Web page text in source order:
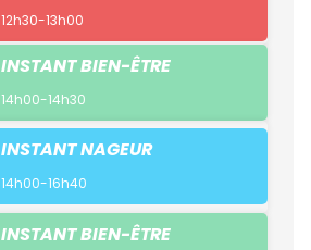
12h30-13h00
INSTANT BIEN-ÊTRE
14h00-14h30
INSTANT NAGEUR
14h00-16h40
INSTANT BIEN-ÊTRE